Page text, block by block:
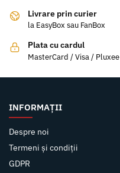
Livrare prin curier
la EasyBox sau FanBox
Plata cu cardul
MasterCard / Visa / Pluxee
INFORMAȚII
Despre noi
Termeni și condiții
GDPR